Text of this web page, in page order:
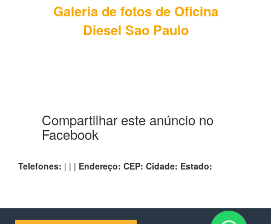
Galeria de fotos de Oficina
Diesel Sao Paulo
Compartilhar este anúncio no
Facebook
Telefones: | | | Endereço: CEP: Cidade: Estado: